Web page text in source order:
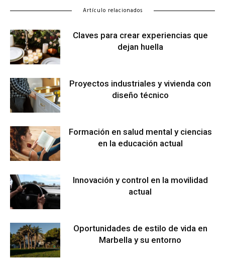
Artículo relacionados
Claves para crear experiencias que
dejan huella
Proyectos industriales y vivienda con
diseño técnico
Formación en salud mental y ciencias
en la educación actual
Innovación y control en la movilidad
actual
Oportunidades de estilo de vida en
Marbella y su entorno